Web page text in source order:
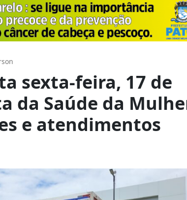
sexta-feira, 17 de
da Saúde da
e atendimentos